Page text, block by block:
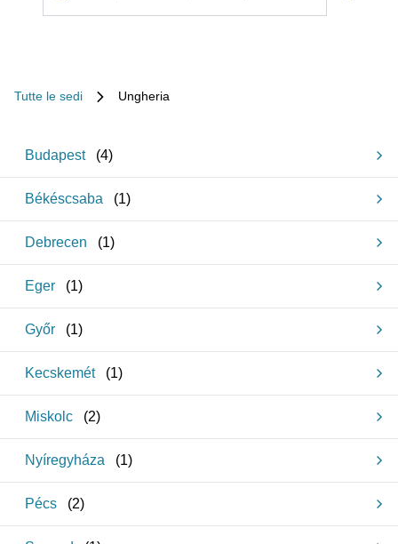
Tutte le sedi Ungheria
Budapest (4)
Békéscsaba (1)
Debrecen (1)
Eger (1)
Győr (1)
Kecskemét (1)
Miskolc (2)
Nyíregyháza (1)
Pécs (2)